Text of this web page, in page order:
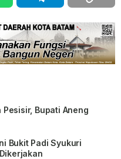
Bupati Aneng
Bukit Padi Syukuri